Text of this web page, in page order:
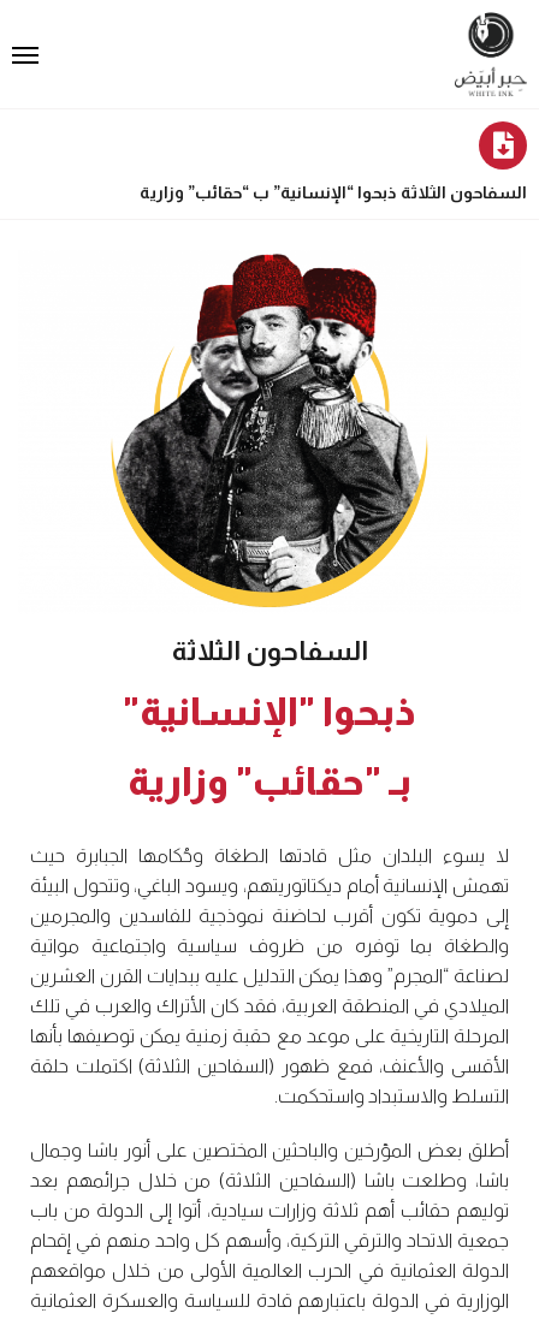
السفاحون الثلاثة ذبحوا “الإنسانية” ب “حقائب” وزارية
السفاحون الثلاثة
ذبحوا "الإنسانية"
بـ "حقائب" وزارية
لا يسوء البلدان مثل قادتها الطغاة وحُكامها الجبابرة حيث
تهمش الإنسانية أمام ديكتاتوريتهم، ويسود الباغي، وتتحول البيئة
إلى دموية تكون أقرب لحاضنة نموذجية للفاسدين والمجرمين
والطغاة بما توفره من ظروف سياسية واجتماعية مواتية
لصناعة “المجرم” وهذا يمكن التدليل عليه ببدايات القرن العشرين
الميلادي في المنطقة العربية، فقد كان الأتراك والعرب في تلك
المرحلة التاريخية على موعد مع حقبة زمنية يمكن توصيفها بأنها
الأقسى والأعنف، فمع ظهور (السفاحين الثلاثة) اكتملت حلقة
التسلط والاستبداد واستحكمت.
أطلق بعض المؤرخين والباحثين المختصين على أنور باشا وجمال
باشا، وطلعت باشا (السفاحين الثلاثة) من خلال جرائمهم بعد
توليهم حقائب أهم ثلاثة وزارات سيادية، أتوا إلى الدولة من باب
جمعية الاتحاد والترقي التركية، وأسهم كل واحد منهم في إقحام
الدولة العثمانية في الحرب العالمية الأولى من خلال مواقعهم
الوزارية في الدولة باعتبارهم قادة للسياسة والعسكرة العثمانية